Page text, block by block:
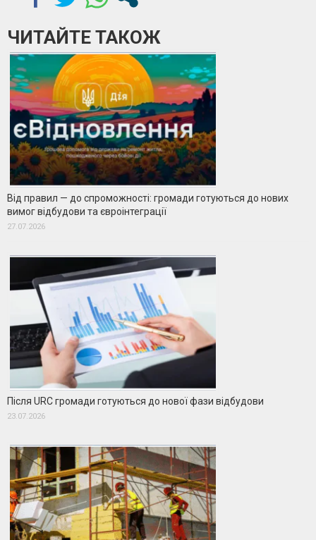
ЧИТАЙТЕ ТАКОЖ
Від правил — до спроможності: громади готуються до нових
вимог відбудови та євроінтеграції
27.07.2026
Після URC громади готуються до нової фази відбудови
23.07.2026